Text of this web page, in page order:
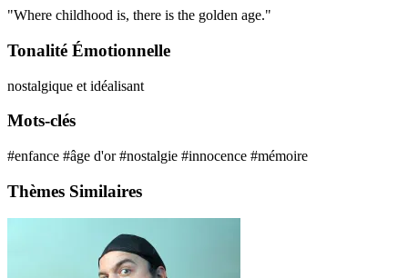
"Where childhood is, there is the golden age."
Tonalité Émotionnelle
nostalgique et idéalisant
Mots-clés
#enfance #âge d'or#nostalgie #innocence #mémoire
Thèmes Similaires